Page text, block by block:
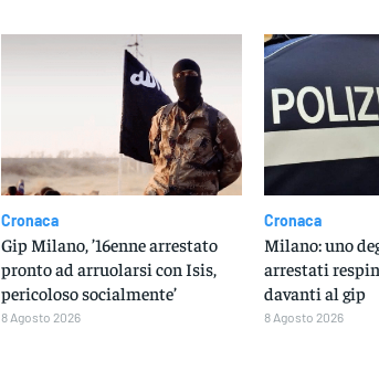
Cronaca
Gip Milano, ’16enne arrestato
pronto ad arruolarsi con Isis,
pericoloso socialmente’
8 Agosto 2026
Cronaca
Milano: uno
arrestati
davanti al gip
8 Agosto 2026